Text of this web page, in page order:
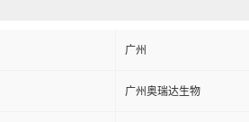
广州
广州奥瑞达生物